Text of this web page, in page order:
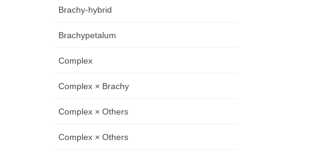
Brachy-hybrid
Brachypetalum
Complex
Complex × Brachy
Complex × Others
Complex × Others